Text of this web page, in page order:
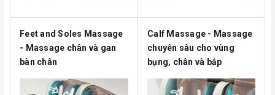
Feet and Soles Massage
- Massage chân và gan
bàn chân
Calf Massage - Massage
chuyên sâu cho vùng
bụng, chân và bắp